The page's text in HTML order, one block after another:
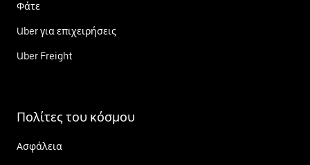
Φάτε
Uber για επιχειρήσεις
Uber Freight
Πολίτες του κόσμου
Ασφάλεια